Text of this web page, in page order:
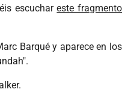
escuchareste fragmento
Barqué y aparece en los